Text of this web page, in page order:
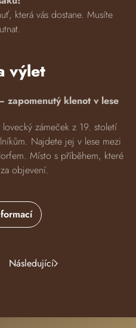
která vás dostane. Musíte
výlet
zapomenutý klenot v lese
zámeček z 19. století
Najdete jej v lese mezi
Místo s příběhem, které
objevení.
Následující